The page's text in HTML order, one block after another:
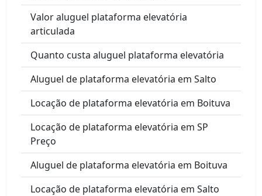
Valor aluguel plataforma elevatória
articulada
Quanto custa aluguel plataforma elevatória
Aluguel de plataforma elevatória em Salto
Locação de plataforma elevatória em Boituva
Locação de plataforma elevatória em SP
Preço
Aluguel de plataforma elevatória em Boituva
Locação de plataforma elevatória em Salto